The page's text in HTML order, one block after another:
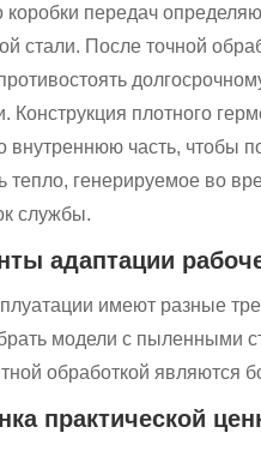
передач
стали. После точной
Конструкция плотного
внутреннюю часть, чтобы
тепло, генерируемое во
службы.
адаптации
имеют разные
модели с пыленными
обработкой являются
практической